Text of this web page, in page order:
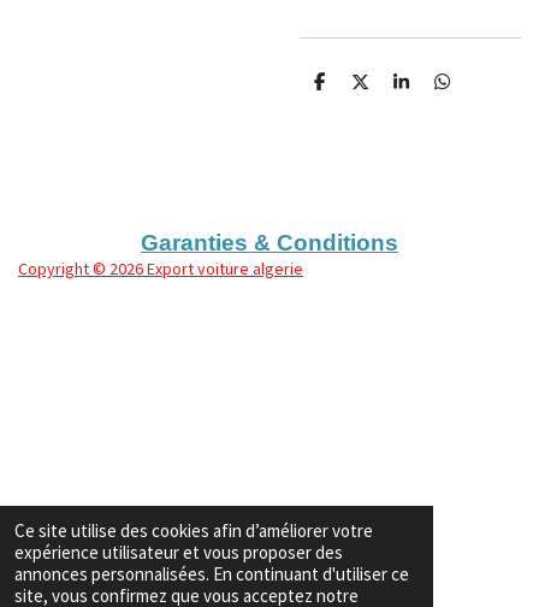
Ce site utilise des cookies afin d’améliorer votre
expérience utilisateur et vous proposer des
annonces personnalisées. En continuant d'utiliser ce
site, vous confirmez que vous acceptez notre
P
P
P
P
Garanties & Conditions
Copyright© 2026 Export voiture algerie